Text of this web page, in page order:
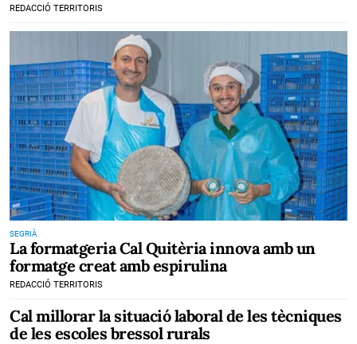
REDACCIÓ TERRITORIS
SEGRIÀ
La formatgeria Cal Quitèria innova amb un
formatge creat amb espirulina
REDACCIÓ TERRITORIS
Cal millorar la situació laboral de les tècniques
de les escoles bressol rurals